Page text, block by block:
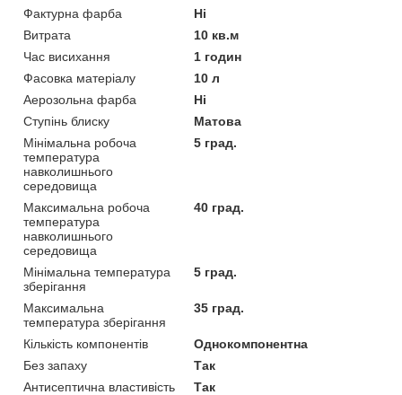
Фактурна фарба
Ні
Витрата
10 кв.м
Час висихання
1 годин
Фасовка матеріалу
10 л
Аерозольна фарба
Ні
Ступінь блиску
Матова
Мінімальна робоча
температура
навколишнього
середовища
5 град.
Максимальна робоча
температура
навколишнього
середовища
40 град.
Мінімальна температура
зберігання
5 град.
Максимальна
температура зберігання
35 град.
Кількість компонентів
Однокомпонентна
Без запаху
Так
Антисептична властивість
Так